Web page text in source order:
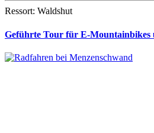
Ressort: Waldshut
Geführte Tour für E-Mountainbikes